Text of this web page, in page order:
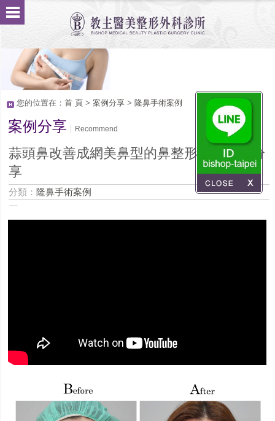
您的位置在： 首 頁> 案例分享> 隆鼻手術案例
案例分享 Recommend
蒜頭鼻改善成網美鼻型的鼻整形隆鼻心得分
享
分類： 隆鼻手術案例